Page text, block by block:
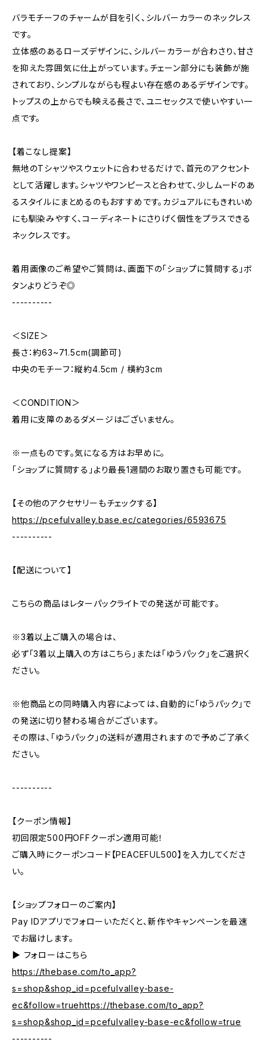
バラモチーフのチャームが目を引く、シルバーカラーのネックレス
です。
立体感のあるローズデザインに、シルバーカラーが合わさり、甘さ
を抑えた雰囲気に仕上がっています。チェーン部分にも装飾が施
されており、シンプルながらも程よい存在感のあるデザインです。
トップスの上からでも映える長さで、ユニセックスで使いやすい一
点です。
【着こなし提案】
無地のTシャツやスウェットに合わせるだけで、首元のアクセント
として活躍します。シャツやワンピースと合わせて、少しムードのあ
るスタイルにまとめるのもおすすめです。カジュアルにもきれいめ
にも馴染みやすく、コーディネートにさりげく個性をプラスできる
ネックレスです。
着用画像のご希望やご質問は、画面下の「ショップに質問する」ボ
タンよりどうぞ◎
----------
＜SIZE＞
長さ：約63~71.5cm(調節可)
中央のモチーフ：縦約4.5cm / 横約3cm
＜CONDITION＞
着用に支障のあるダメージはございません。
※一点ものです。気になる方はお早めに。
「ショップに質問する」より最長1週間のお取り置きも可能です。
【その他のアクセサリーもチェックする】
https://pcefulvalley.base.ec/categories/6593675
----------
【配送について】
こちらの商品はレターパックライトでの発送が可能です。
※3着以上ご購入の場合は、
必ず「3着以上購入の方はこちら」または「ゆうパック」をご選択く
ださい。
※他商品との同時購入内容によっては、自動的に「ゆうパック」で
の発送に切り替わる場合がございます。
その際は、「ゆうパック」の送料が適用されますので予めご了承く
ださい。
----------
【クーポン情報】
初回限定500円OFFクーポン適用可能！
ご購入時にクーポンコード【PEACEFUL500】を入力してくださ
い。
【ショップフォローのご案内】
Pay IDアプリでフォローいただくと、新作やキャンペーンを最速
でお届けします。
▶︎ フォローはこちら
https://thebase.com/to_app?
s=shop&shop_id=pcefulvalley-base-
ec&follow=truehttps://thebase.com/to_app?
s=shop&shop_id=pcefulvalley-base-ec&follow=true
----------